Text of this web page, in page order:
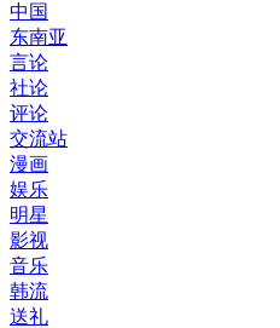
中国
东南亚
言论
社论
评论
交流站
漫画
娱乐
明星
影视
音乐
韩流
送礼